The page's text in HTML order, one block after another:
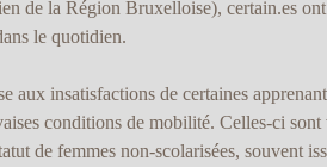
de la Région Bruxelloise), certain.es
le quotidien.
aux insatisfactions de certaines
conditions de mobilité. Celles-ci
de femmes non-scolarisées, souvent